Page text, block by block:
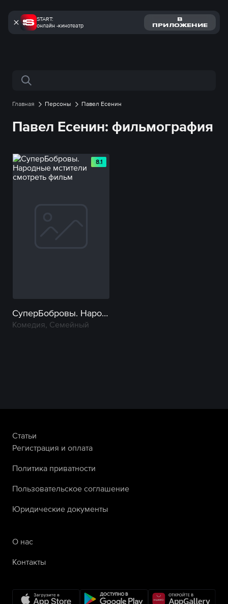
START:
онлайн -кинотеатр
В
ПРИЛОЖЕНИЕ
Поиск по сайту
Главная Персоны Павел Есенин
Павел Есенин: фильмография
8.1
СуперБобровы. Народные мстители
Комедия, Семейный
Статьи
Регистрация и оплата
Политика приватности
Пользовательское соглашение
Юридические документы
О нас
Контакты